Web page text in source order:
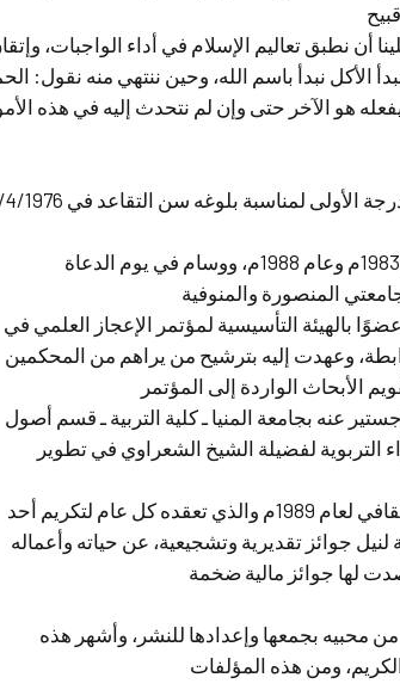
أن نطبق تعاليم الإسلام في أداء الواجبات،
الأكل نبدأ باسم الله، وحين ننتهي منه نقول:
هو الآخر حتى وإن لم نتحدث إليه في هذه
منح الإمام الشعراوي وسام الاستحقاق من الدرجة الأولى لمناسبة
المنصورة والمنوفية
بالهيئة التأسيسية لمؤتمر الإعجاز العلمي في
وعهدت إليه بترشيح من يراهم من المحكمين
الأبحاث الواردة إلى المؤتمر
عنه بجامعة المنيا ـ كلية التربية ـ قسم أصول
التربوية لفضيلة الشيخ الشعراوي في تطوير
جعلته محافظة الدقهلية شخصية المهرجان الثقافي لعام 1989م والذي تعقده كل عام لتكريم أحد
جوائز تقديرية وتشجيعية، عن حياته وأعماله
لها جوائز مالية ضخمة
محبيه بجمعها وإعدادها للنشر، وأشهر هذه
ومن هذه المؤلفات